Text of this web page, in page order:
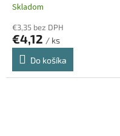
Skladom
€3,35 bez DPH
€4,12 / ks
Do košíka